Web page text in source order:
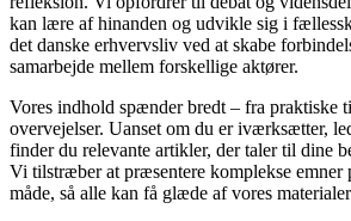
kan lære af hinanden og udvikle sig i
det danske erhvervsliv ved at skabe
samarbejde mellem forskellige aktører.
Vores indhold spænder bredt – fra praktiske
overvejelser. Uanset om du er iværksætter,
finder du relevante artikler, der taler til dine
Vi tilstræber at præsentere komplekse emner
måde, så alle kan få glæde af vores